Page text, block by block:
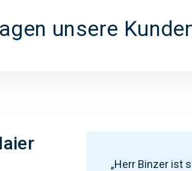
unsere
„Herr Binzer ist